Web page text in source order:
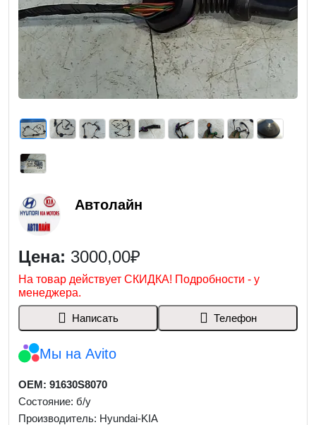
Автолайн
Цена: 3000,00₽
На товар действует СКИДКА! Подробности - у
менеджера.
Написать Телефон
Мы на Avito
OEM: 91630S8070
Состояние: б/у
Производитель: Hyundai-KIA